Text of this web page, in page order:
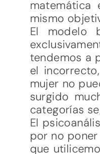
matemática
mismo
El modelo
tendemos a
el
mujer no
surgido
categorías
El
por no
que